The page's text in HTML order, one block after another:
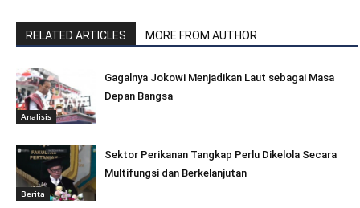
RELATED ARTICLES MORE FROM AUTHOR
Analisis
Gagalnya Jokowi Menjadikan Laut sebagai Masa
Depan Bangsa
Berita
Sektor Perikanan Tangkap Perlu Dikelola Secara
Multifungsi dan Berkelanjutan